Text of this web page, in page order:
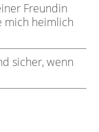
Freundin
mich heimlich
sicher, wenn